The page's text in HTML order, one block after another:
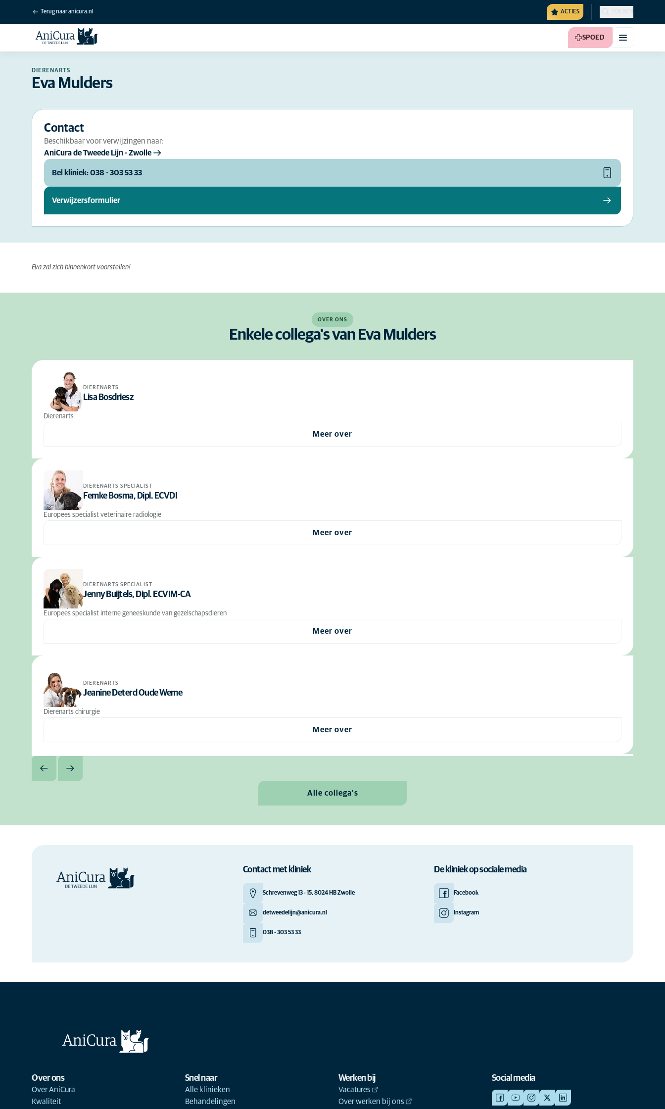
Terug naar anicura.nl ACTIES ZOEKEN
SPOED
DIERENARTS
Eva Mulders
Contact
Beschikbaar voor verwijzingen naar:
AniCura de Tweede Lijn - Zwolle
Bel kliniek: 038 - 303 53 33
Verwijzersformulier
Eva zal zich binnenkort voorstellen!
OVER ONS
Enkele collega's van Eva Mulders
DIERENARTS
Lisa Bosdriesz
Dierenarts
Meer over
DIERENARTS SPECIALIST
Femke Bosma, Dipl. ECVDI
Europees specialist veterinaire radiologie
Meer over
DIERENARTS SPECIALIST
Jenny Buijtels, Dipl. ECVIM-CA
Europees specialist interne geneeskunde van gezelschapsdieren
Meer over
DIERENARTS
Jeanine Deterd Oude Weme
Dierenarts chirurgie
Meer over
Alle collega's
Contact met kliniek
Schrevenweg 13 - 15, 8024 HB Zwolle
detweedelijn@anicura.nl
038 - 303 53 33
De kliniek op sociale media
Facebook
Instagram
Over ons
Over AniCura
Kwaliteit
Snel naar
Alle klinieken
Behandelingen
Werken bij
Vacatures
Over werken bij ons
Social media